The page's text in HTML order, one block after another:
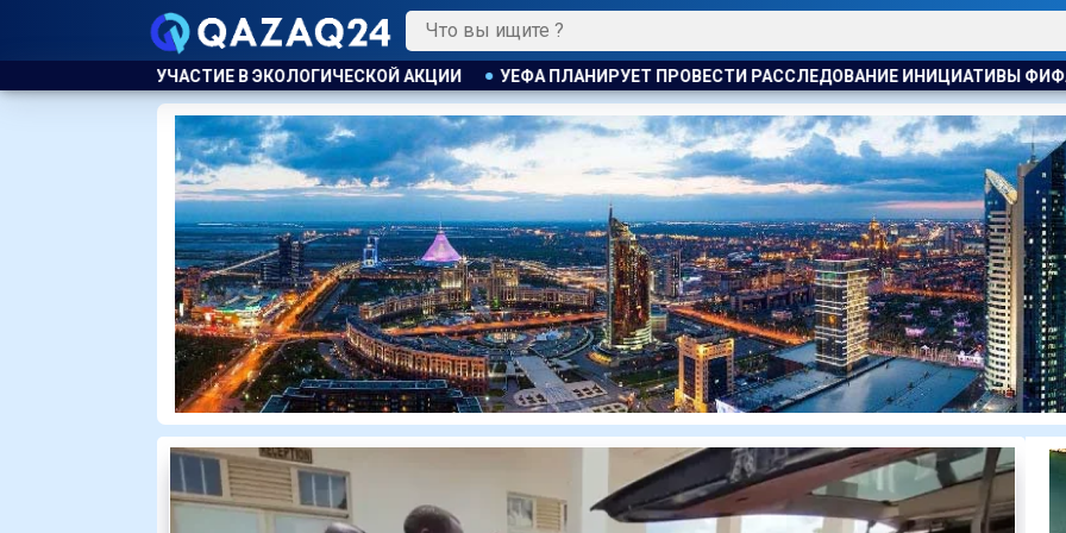
УЕФА ПЛАНИРУЕТ ПРОВЕСТИ РАССЛЕДОВАНИЕ ИНИЦИАТИВЫ ФИФА ПО ПРОДАЖЕ КОММЕРЧЕСКИХ